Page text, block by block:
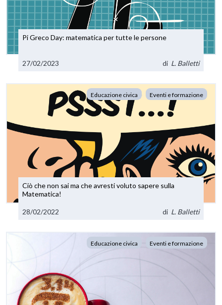
Pi Greco Day: matematica per tutte le persone
27/02/2023 di L. Balletti
Educazione civica Eventi e formazione
Ciò che non sai ma che avresti voluto sapere sulla
Matematica!
28/02/2022 di L. Balletti
Educazione civica Eventi e formazione